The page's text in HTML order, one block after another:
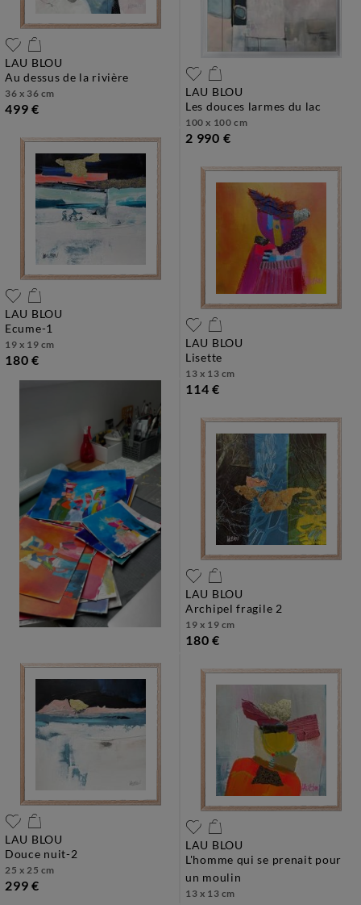
LAU BLOU
au dessus de la rivière
36 x 36 cm
499 €
LAU BLOU
les douces larmes du lac
100 x 100 cm
2 990 €
LAU BLOU
ecume-1
19 x 19 cm
180 €
LAU BLOU
lisette
13 x 13 cm
114 €
LAU BLOU
archipel fragile 2
19 x 19 cm
180 €
LAU BLOU
douce nuit-2
25 x 25 cm
299 €
LAU BLOU
l'homme qui se prenait pour
un moulin
13 x 13 cm